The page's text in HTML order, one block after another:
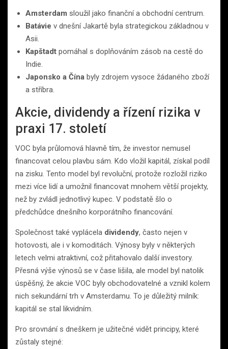
Amsterdam sloužil jako finanční a obchodní centrum.
Batávie v dnešní Jakartě byla strategickou základnou v
Asii.
Kapštadt pomáhal s doplňováním zásob na cestě do
Indie.
Japonsko a Čína byly zdrojem vysoce žádaného zboží
a stříbra.
Akcie, dividendy a řízení rizika v
praxi 17. století
VOC byla průlomová hlavně tím, že investor nemusel
financovat celou plavbu sám. Kdo vložil kapitál, získal podíl
na zisku. Tento model byl revoluční, protože rozložil riziko
mezi více lidí a umožnil financovat mnohem větší projekty,
než by zvládl jednotlivý kupec. V podstatě šlo o
předchůdce dnešního korporátního financování.
Společnost také vyplácela dividendy, často nejen v
hotovosti, ale i v komoditách. Výnosy byly v některých
letech velmi atraktivní, což přitahovalo další investory.
Přesná výše výnosů se v čase lišila, ale model byl natolik
úspěšný, že akcie VOC byly obchodovatelné a vznikl kolem
nich sekundární trh v Amsterdamu. To je důležitý milník:
kapitál se stal likvidním.
Pro srovnání s dneškem je užitečné vidět principy, které
zůstaly stejné: